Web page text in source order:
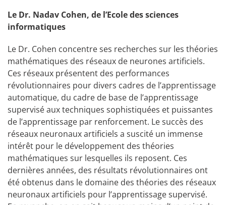
Le Dr. Nadav Cohen, de l’Ecole des sciences
informatiques
Le Dr. Cohen concentre ses recherches sur les théories
mathématiques des réseaux de neurones artificiels.
Ces réseaux présentent des performances
révolutionnaires pour divers cadres de l’apprentissage
automatique, du cadre de base de l’apprentissage
supervisé aux techniques sophistiquées et puissantes
de l’apprentissage par renforcement. Le succès des
réseaux neuronaux artificiels a suscité un immense
intérêt pour le développement des théories
mathématiques sur lesquelles ils reposent. Ces
dernières années, des résultats révolutionnaires ont
été obtenus dans le domaine des théories des réseaux
neuronaux artificiels pour l’apprentissage supervisé.